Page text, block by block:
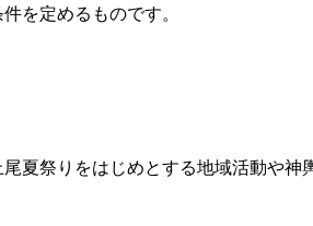
を定めるものです。
夏祭りをはじめとする地域活動や神